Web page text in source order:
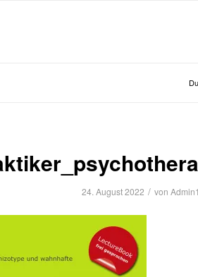
24. August 2022 / von